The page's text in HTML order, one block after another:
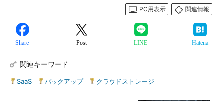
PC用表示
関連情報
Share Post LINE Hatena
関連キーワード
SaaS バックアップ| クラウドストレージ